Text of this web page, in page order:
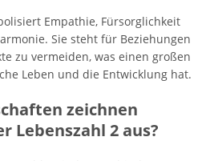
Empathie, Fürsorglichkeit
Sie steht für Beziehungen
zu vermeiden, was einen großen
Leben und die Entwicklung hat.
zeichnen
Lebenszahl 2 aus?